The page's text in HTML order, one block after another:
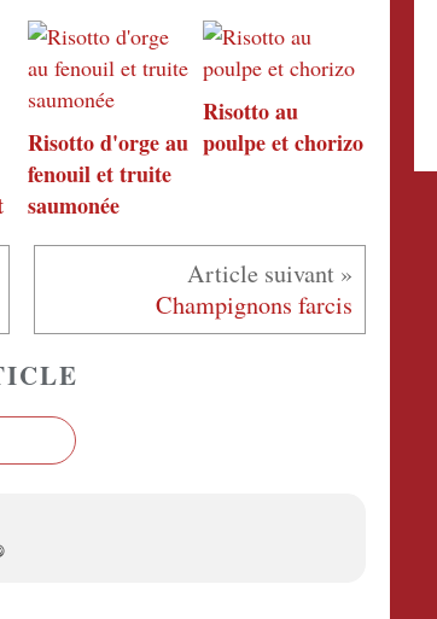
Risotto d'orge au
fenouil et truite
saumonée
Risotto au
poulpe et chorizo
Champignons farcis